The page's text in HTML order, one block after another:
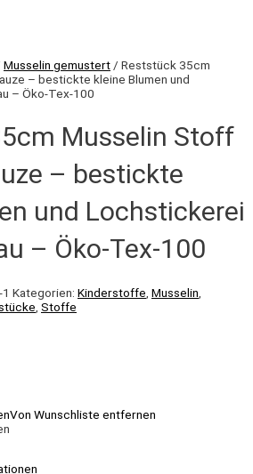
Musselin gemustert / Reststück 35cm
– bestickte kleine Blumen und
– Öko-Tex-100
Musselin Stoff
– bestickte
und Lochstickerei
– Öko-Tex-100
Kategorien: Kinderstoffe Musselin
Stoffe
Von Wunschliste entfernen